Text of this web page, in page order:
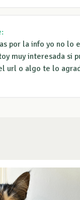
por la info yo no lo
muy interesada si
url o algo te lo